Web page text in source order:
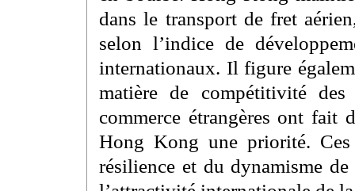
dans le transport de fret
selon l’indice de
internationaux. Il figure
matière de compétitivité des
commerce étrangères ont fait
Hong Kong une priorité.
résilience et du dynamisme